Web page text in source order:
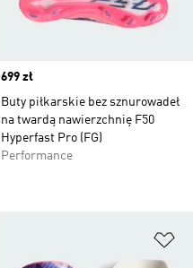
Price
699 zł
Buty piłkarskie bez sznurowadeł
na twardą nawierzchnię F50
Hyperfast Pro (FG)
Performance